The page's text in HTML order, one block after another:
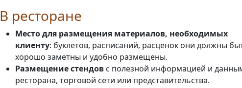
В ресторане
Место для размещения материалов, необходимых
клиенту: буклетов, расписаний, расценок они должны
хорошо заметны и удобно размещены.
Размещение стендов с полезной информацией и
ресторана, торговой сети или представительства.